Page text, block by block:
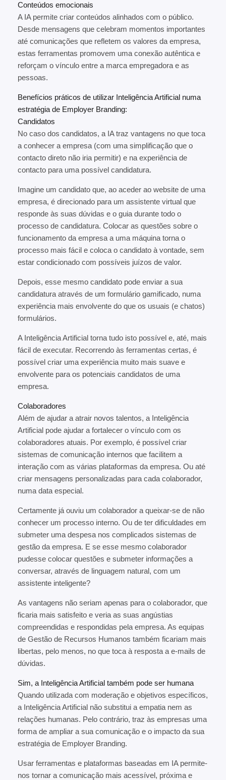
Conteúdos emocionais
A IA permite criar conteúdos alinhados com o público.
Desde mensagens que celebram momentos importantes
até comunicações que refletem os valores da empresa,
estas ferramentas promovem uma conexão autêntica e
reforçam o vínculo entre a marca empregadora e as
pessoas.
Benefícios práticos de utilizar Inteligência Artificial numa
estratégia de Employer Branding:
Candidatos
No caso dos candidatos, a IA traz vantagens no que toca
a conhecer a empresa (com uma simplificação que o
contacto direto não iria permitir) e na experiência de
contacto para uma possível candidatura.
Imagine um candidato que, ao aceder ao website de uma
empresa, é direcionado para um assistente virtual que
responde às suas dúvidas e o guia durante todo o
processo de candidatura. Colocar as questões sobre o
funcionamento da empresa a uma máquina torna o
processo mais fácil e coloca o candidato à vontade, sem
estar condicionado com possíveis juízos de valor.
Depois, esse mesmo candidato pode enviar a sua
candidatura através de um formulário gamificado, numa
experiência mais envolvente do que os usuais (e chatos)
formulários.
A Inteligência Artificial torna tudo isto possível e, até, mais
fácil de executar. Recorrendo às ferramentas certas, é
possível criar uma experiência muito mais suave e
envolvente para os potenciais candidatos de uma
empresa.
Colaboradores
Além de ajudar a atrair novos talentos, a Inteligência
Artificial pode ajudar a fortalecer o vínculo com os
colaboradores atuais. Por exemplo, é possível criar
sistemas de comunicação internos que facilitem a
interação com as várias plataformas da empresa. Ou até
criar mensagens personalizadas para cada colaborador,
numa data especial.
Certamente já ouviu um colaborador a queixar-se de não
conhecer um processo interno. Ou de ter dificuldades em
submeter uma despesa nos complicados sistemas de
gestão da empresa. E se esse mesmo colaborador
pudesse colocar questões e submeter informações a
conversar, através de linguagem natural, com um
assistente inteligente?
As vantagens não seriam apenas para o colaborador, que
ficaria mais satisfeito e veria as suas angústias
compreendidas e respondidas pela empresa. As equipas
de Gestão de Recursos Humanos também ficariam mais
libertas, pelo menos, no que toca à resposta a e-mails de
dúvidas.
Sim, a Inteligência Artificial também pode ser humana
Quando utilizada com moderação e objetivos específicos,
a Inteligência Artificial não substitui a empatia nem as
relações humanas. Pelo contrário, traz às empresas uma
forma de ampliar a sua comunicação e o impacto da sua
estratégia de Employer Branding.
Usar ferramentas e plataformas baseadas em IA permite-
nos tornar a comunicação mais acessível, próxima e